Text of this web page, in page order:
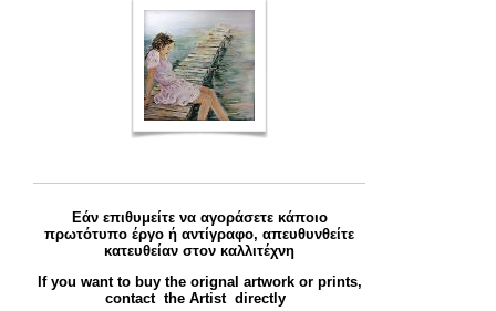
Εάν επιθυμείτε να αγοράσετε κάποιο
πρωτότυπο έργο ή αντίγραφο, απευθυνθείτε
κατευθείαν στον καλλιτέχνη
If you want to buy the orignal artwork or prints,
contact the Artist directly